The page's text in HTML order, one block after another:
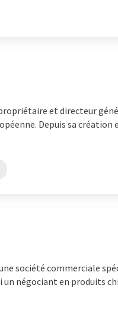
et directeur
Depuis sa création
société commerciale
négociant en produits